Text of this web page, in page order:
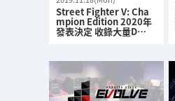
Street Fighter V: Cha
mpion Edition 2020年
發表決定 收錄大量D…